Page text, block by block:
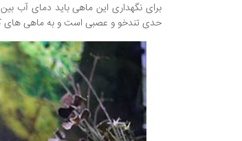
حدی تندخو و عصبی است و به ماهی های